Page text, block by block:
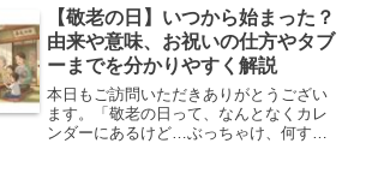
【敬老の日】いつから始まった？
由来や意味、お祝いの仕方やタブ
ーまでを分かりやすく解説
本日もご訪問いただきありがとうござい
ます。「敬老の日って、なんとなくカレ
ンダーにあるけど…ぶっちゃけ、何する